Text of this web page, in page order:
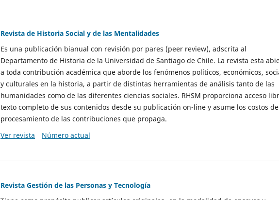
Revista de Historia Social y de las Mentalidades
Es una publicación bianual con revisión por pares (peer review), adscrita al
Departamento de Historia de la Universidad de Santiago de Chile. La revista esta
a toda contribución académica que aborde los fenómenos políticos, económicos,
y culturales en la historia, a partir de distintas herramientas de análisis tanto de las
humanidades como de las diferentes ciencias sociales. RHSM proporciona acceso
texto completo de sus contenidos desde su publicación on-line y asume los costos de
procesamiento de las contribuciones que propaga.
Ver revista
Número actual
Revista Gestión de las Personas y Tecnología